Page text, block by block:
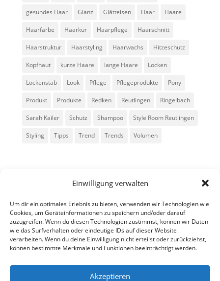
Einwilligung verwalten
Um dir ein optimales Erlebnis zu bieten, verwenden wir Technologien wie
Cookies, um Geräteinformationen zu speichern und/oder darauf
zuzugreifen. Wenn du diesen Technologien zustimmst, können wir Daten
wie das Surfverhalten oder eindeutige IDs auf dieser Website
verarbeiten. Wenn du deine Einwilligung nicht erteilst oder zurückziehst,
können bestimmte Merkmale und Funktionen beeinträchtigt werden.
Akzeptieren
gesundes Haar Glanz Glätteisen Haar Haare
Haarfarbe Haarkur Haarpflege Haarschnitt
Haarstruktur Haarstyling Haarwachs Hitzeschutz
Kopfhaut kurze Haare lange Haare Locken
Lockenstab Look Pflege Pflegeprodukte Pony
Produkt Produkte Redken Reutlingen Ringelbach
Sarah Kailer Schutz Shampoo Style Room Reutlingen
Styling Tipps Trend Trends Volumen
Alle Rechte vorbehalten - Sarah Kailer